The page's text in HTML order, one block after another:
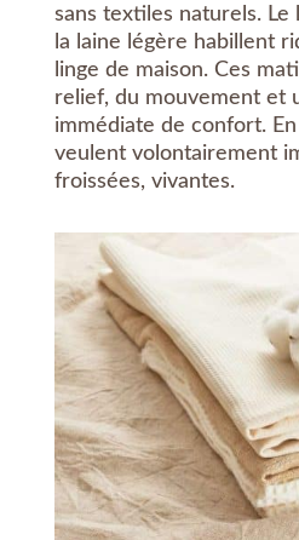
sans textiles naturels.
la laine légère habillent
linge de maison. Ces
relief, du mouvement et
immédiate de confort.
veulent volontairement
froissées, vivantes.